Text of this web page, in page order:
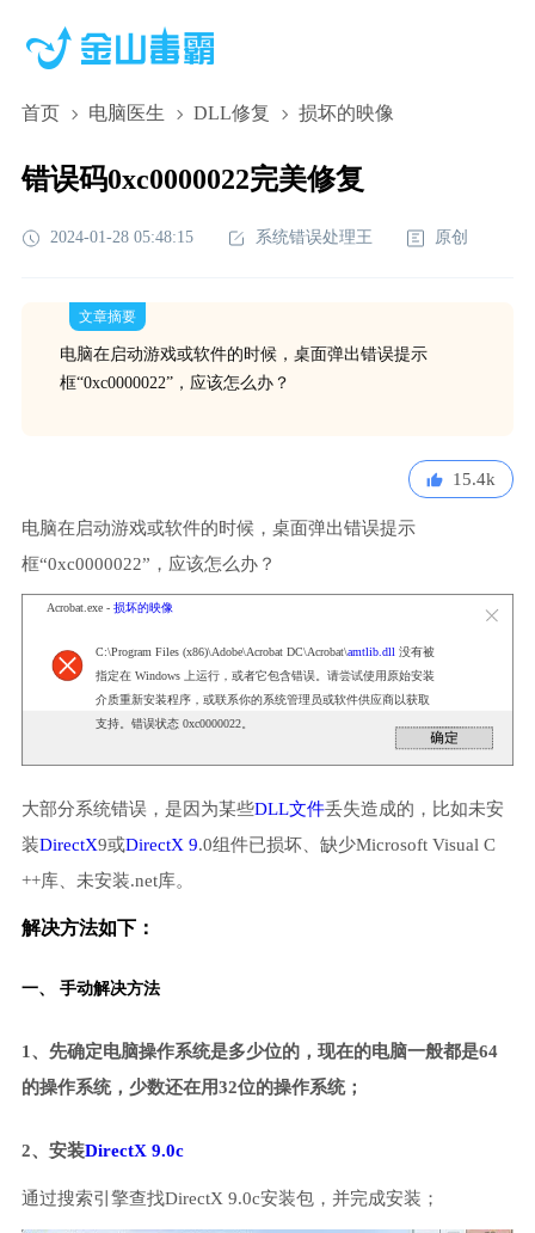
首页 电脑医生 DLL修复 损坏的映像
错误码0xc0000022完美修复
2024-01-28 05:48:15 系统错误处理王 原创
文章摘要
电脑在启动游戏或软件的时候，桌面弹出错误提示
框“0xc0000022”，应该怎么办？
15.4k
电脑在启动游戏或软件的时候，桌面弹出错误提示
框“0xc0000022”，应该怎么办？
Acrobat.exe - 损坏的映像
C:\Program Files (x86)\Adobe\Acrobat DC\Acrobat\amtlib.dll 没有被
指定在 Windows 上运行，或者它包含错误。请尝试使用原始安装
介质重新安装程序，或联系你的系统管理员或软件供应商以获取
支持。错误状态 0xc0000022。
大部分系统错误，是因为某些DLL文件丢失造成的，比如未安
装DirectX9或DirectX 9.0组件已损坏、缺少Microsoft Visual C
++库、未安装.net库。
解决方法如下：
一、 手动解决方法
1、先确定电脑操作系统是多少位的，现在的电脑一般都是64
的操作系统，少数还在用32位的操作系统；
2、安装DirectX 9.0c
通过搜索引擎查找DirectX 9.0c安装包，并完成安装；